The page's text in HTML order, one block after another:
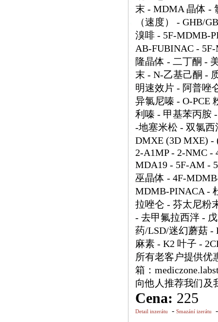
末 - MDMA 晶体 -
（速度） - GHB/
溴啡 - 5F-MDMB-
AB-FUBINAC -
隆晶体 - 二丁酮 -
末 - N-乙基己酮 -
明速效片 - 阿普唑
异氯尼嗪 - O-PCE
利嗪 - 甲基苯丙胺
-地塞米松 - 双氯西
DMXE (3D MXE) -
2-A1MP - 2-NMC -
MDA19 - 5F-AM -
巫晶体 - 4F-
MDMB-PINACA -
拉唑仑 - 芬太尼粉
- 去甲氟拉西泮 -
药/LSD/迷幻蘑菇 -
麻素 - K2 叶子 -
所有老客户提供优
箱：
向他人推荐我们及
Cena: 225
Detail inzerátu - Smazání izerátu